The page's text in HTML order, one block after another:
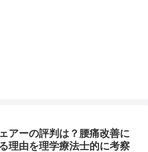
アーの評判は？腰痛改善に
理由を理学療法士的に考察